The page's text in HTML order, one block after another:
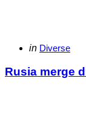
Categories
Posted
in Diverse
Rusia merge